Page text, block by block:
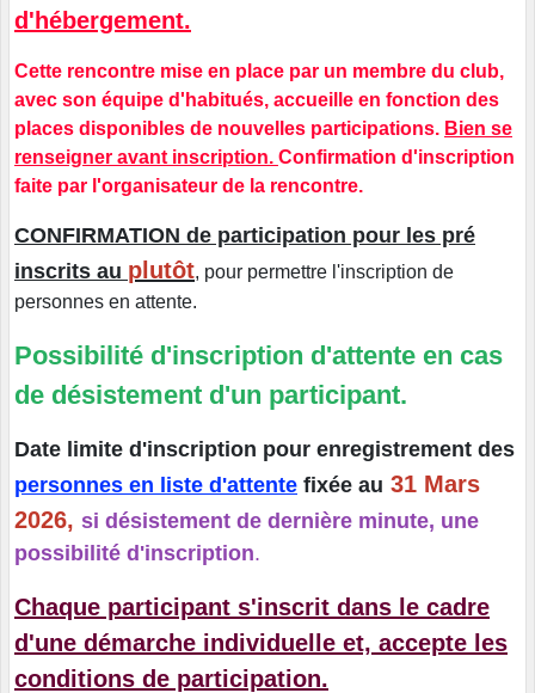
d'hébergement.
Cette rencontre mise en place par un membre du club,
avec son équipe d'habitués, accueille en fonction des
places disponibles de nouvelles participations. Bien se
renseigner avant inscription. Confirmation d'inscription
faite par l'organisateur de la rencontre.
CONFIRMATION de participation pour les pré
inscrits au plutôt, pour permettre l'inscription de
personnes en attente.
Possibilité d'inscription d'attente en cas
de désistement d'un participant.
Date limite d'inscription pour enregistrement des
personnes en liste d'attente fixée au 31 Mars
2026, si désistement de dernière minute, une
possibilité d'inscription.
Chaque participant s'inscrit dans le cadre
d'une démarche individuelle et, accepte les
conditions de participation.